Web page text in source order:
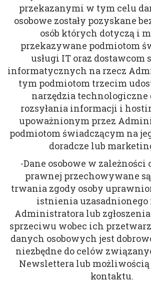
przekazanymi w tym celu
osobowe zostały pozyskane
osób których dotyczą i
przekazywane podmiotom
usługi IT oraz dostawcom
informatycznych na rzecz
tym podmiotom trzecim
narzędzia technologiczne
rozsyłania informacji i
upoważnionym przez
podmiotom świadczącym na
doradcze lub
-Dane osobowe w zależności
prawnej przechowywane
trwania zgody osoby
istnienia uzasadnionego
Administratora lub
sprzeciwu wobec ich
danych osobowych jest
niezbędne do celów
Newslettera lub
kontaktu.